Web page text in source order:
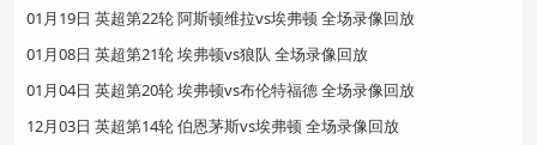
01月19日 英超第22轮 阿斯顿维拉vs埃弗顿 全场录像回放
01月08日 英超第21轮 埃弗顿vs狼队 全场录像回放
01月04日 英超第20轮 埃弗顿vs布伦特福德 全场录像回放
12月03日 英超第14轮 伯恩茅斯vs埃弗顿 全场录像回放